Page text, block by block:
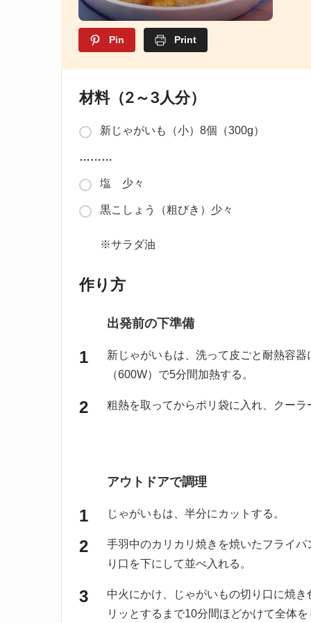
Pin Print
材料（2～3人分）
新じゃがいも（小）8個（300g）
………
塩 少々
黒こしょう（粗びき）少々
※サラダ油
作り方
出発前の下準備
新じゃがいもは、洗って皮ごと耐熱容
（600W）で5分間加熱する。
粗熱を取ってからポリ袋に入れ、クー
アウトドアで調理
じゃがいもは、半分にカットする。
手羽中のカリカリ焼きを焼いたフライ
り口を下にして並べ入れる。
中火にかけ、じゃがいもの切り口に焼
リッとするまで10分間ほどかけて全体